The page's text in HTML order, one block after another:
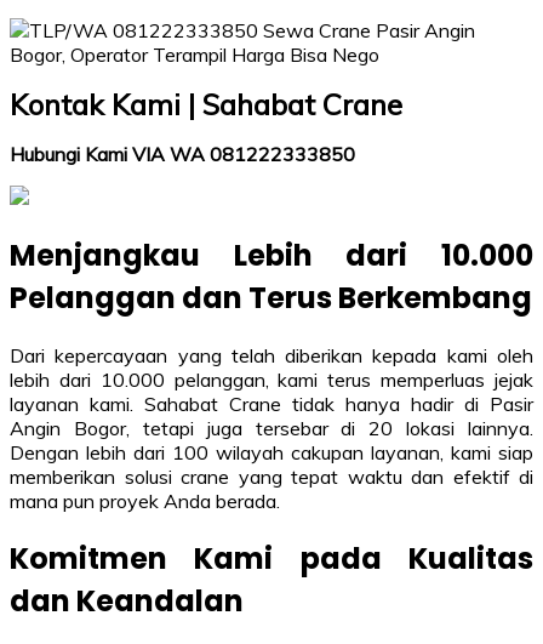
Kontak Kami | Sahabat Crane
Hubungi Kami VIA WA 081222333850
Menjangkau Lebih dari 10.000
Pelanggan dan Terus Berkembang
Dari kepercayaan yang telah diberikan kepada kami oleh
lebih dari 10.000 pelanggan, kami terus memperluas jejak
layanan kami. Sahabat Crane tidak hanya hadir di Pasir
Angin Bogor, tetapi juga tersebar di 20 lokasi lainnya.
Dengan lebih dari 100 wilayah cakupan layanan, kami siap
memberikan solusi crane yang tepat waktu dan efektif di
mana pun proyek Anda berada.
Komitmen Kami pada Kualitas
dan Keandalan